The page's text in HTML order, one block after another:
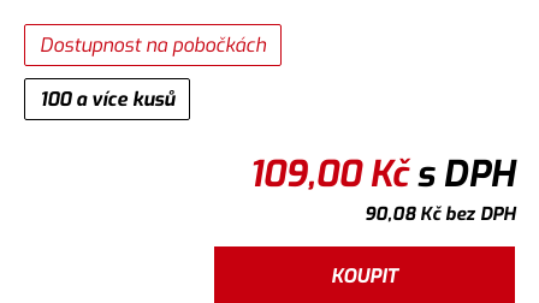
100 a více kusů
Dostupnost na pobočkách
109,00Kčs DPH
90,08Kčbez DPH
KOUPIT